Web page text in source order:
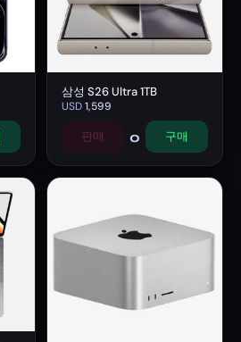
삼성 S26 Ultra 1TB
USD1,599
판매 0 구매